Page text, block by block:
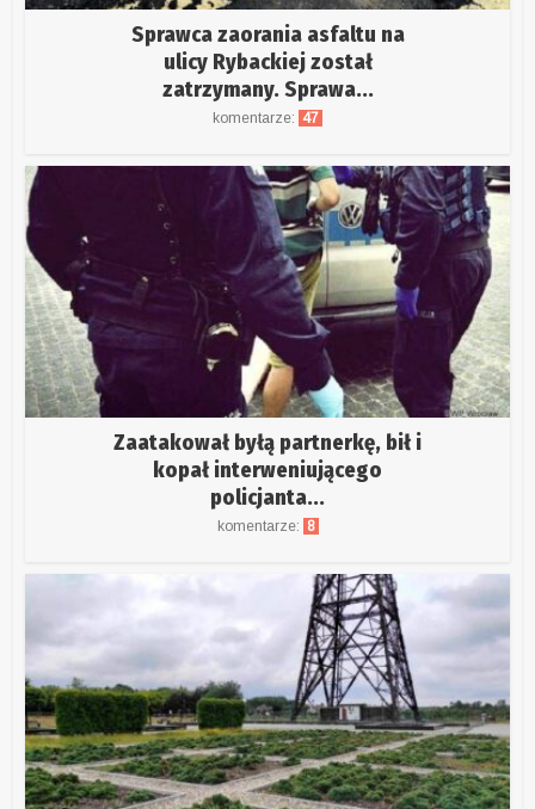
Sprawca zaorania asfaltu na
ulicy Rybackiej został
zatrzymany. Sprawa...
komentarze: 47
Zaatakował byłą partnerkę, bił i
kopał interweniującego
policjanta...
komentarze: 8